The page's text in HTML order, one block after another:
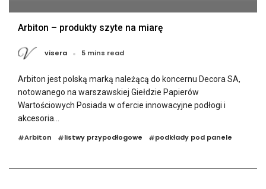
Arbiton – produkty szyte na miarę
visera 5 mins read
Arbiton jest polską marką należącą do koncernu Decora SA,
notowanego na warszawskiej Giełdzie Papierów
Wartościowych Posiada w ofercie innowacyjne podłogi i
akcesoria...
#Arbiton #listwy przypodłogowe #podkłady pod panele